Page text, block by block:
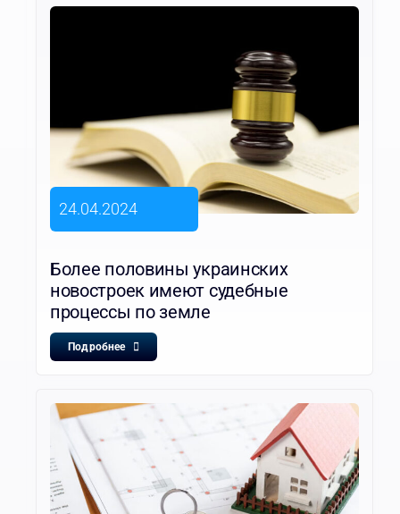
24.04.2024
Более половины украинских
новостроек имеют судебные
процессы по земле
Подробнее